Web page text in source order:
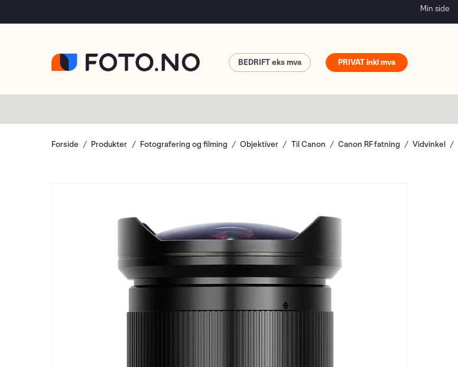
Min side
PRIVAT
BEDRIFT
Forside Produkter Fotografering og filming Objektiver Til Canon Canon RF fatning Vidvinkel